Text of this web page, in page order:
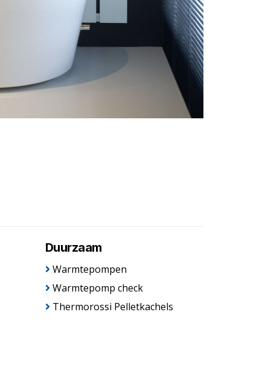
Duurzaam
Warmtepompen
Warmtepomp check
Thermorossi Pelletkachels